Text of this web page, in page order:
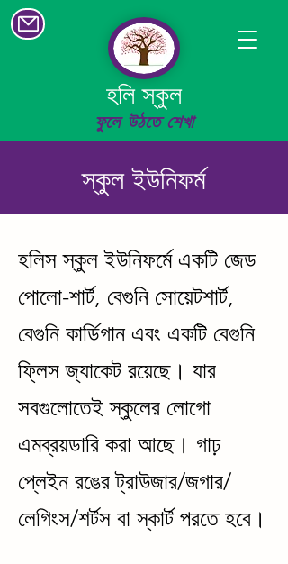
ফুলে উঠতে শেখা
হলি স্কুল
স্কুল ইউনিফর্ম
হলিস স্কুল ইউনিফর্মে একটি জেড
পোলো-শার্ট, বেগুনি সোয়েটশার্ট,
বেগুনি কার্ডিগান এবং একটি বেগুনি
ফ্লিস জ্যাকেট রয়েছে। যার
সবগুলোতেই স্কুলের লোগো
এমব্রয়ডারি করা আছে। গাঢ়
প্লেইন রঙের ট্রাউজার/জগার/
লেগিংস/শর্টস বা স্কার্ট পরতে হবে।